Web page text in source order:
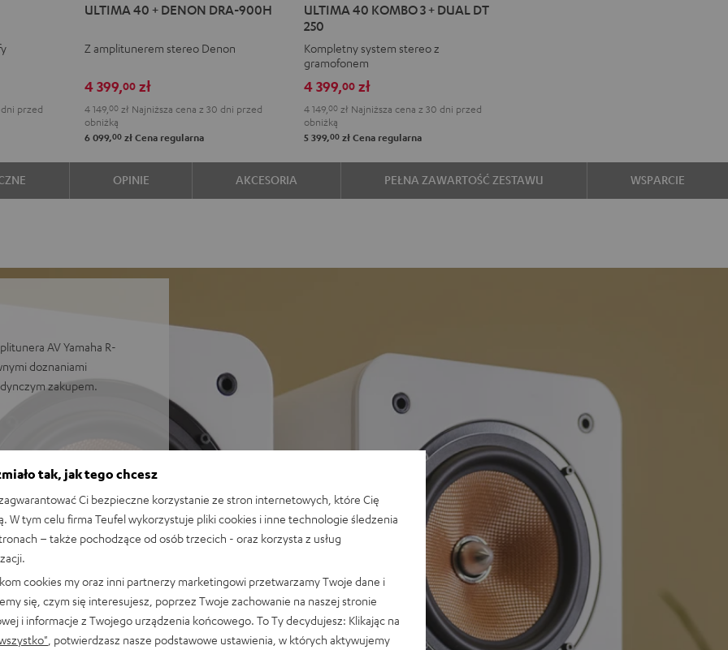
przed
40
DENON
900H
Black
40
DENON
900H
White
ULTIMA 40 + DENON DRA-900H
Z amplitunerem stereo Denon
4 399,00zł
4 149, 00zł Najniższa cena z 30 dni przed
obniżką
6 099,00złCena regularna
40
KOMBO
3
+
DUAL
DT
250
40
3
+
DUAL
DT
ULTIMA 40 KOMBO 3 + DUAL DT
250
Kompletny system stereo z
gramofonem
4 399,00 zł
4 149,00 zł Najniższa cena z 30 dni przed
obniżką
5 399,00 zł Cena regularna
OPINIE AKCESORIA PEŁNA ZAWARTOŚĆ ZESTAWU WSPARCIE
AV Yamaha R-
doznaniami
zakupem.
ULTIMA 40 (Mk4) i
telewizyjnego i gier w
kabel głośnikowy
sterowania, baterie
omach (przy 20–20 000
ART oraz trybowi Pure
(Reflected Sound
głośników
oraz wyjście na
tak, jak tego chcesz
Ci bezpieczne korzystanie ze stron internetowych, które Cię
W tym celu firma Teufel wykorzystuje pliki cookies i inne technologie śledzenia
– także pochodzące od osób trzecich - oraz korzysta z usług
cookies my oraz inni partnerzy marketingowi przetwarzamy Twoje dane i
się, czym się interesujesz, poprzez Twoje zachowanie na naszej stronie
i informacje z Twojego urządzenia końcowego. To Ty decydujesz: Klikając na
, potwierdzasz nasze podstawowe ustawienia, w których aktywujemy